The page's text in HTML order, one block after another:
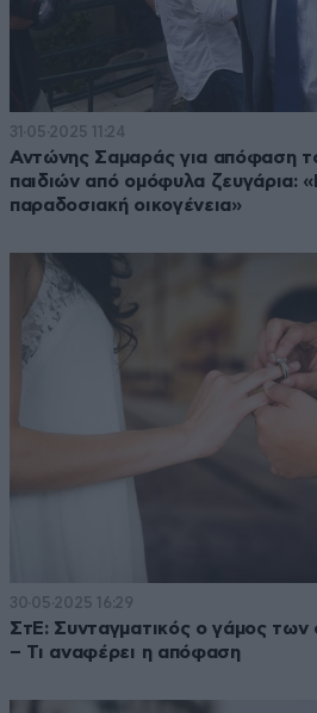
31·05·2025 11:24
Αντώνης Σαμαράς για απόφαση
παιδιών από ομόφυλα ζευγάρια:
παραδοσιακή οικογένεια»
30·05·2025 16:29
ΣτΕ: Συνταγματικός ο γάμος
– Τι αναφέρει η απόφαση